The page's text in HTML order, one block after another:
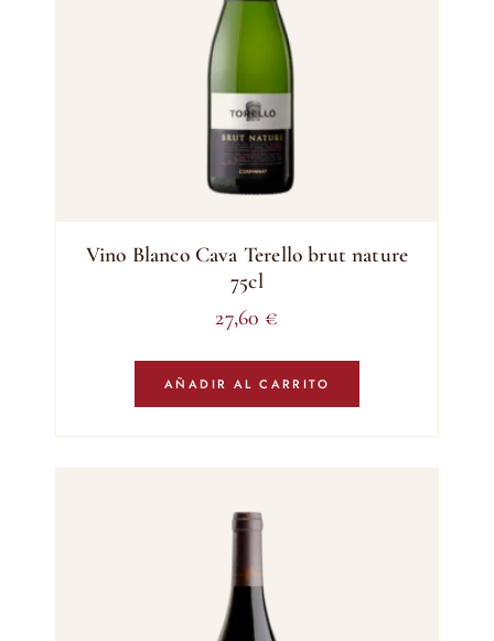
Vino Blanco Cava Terello brut nature
75cl
27,60 €
AÑADIR AL CARRITO